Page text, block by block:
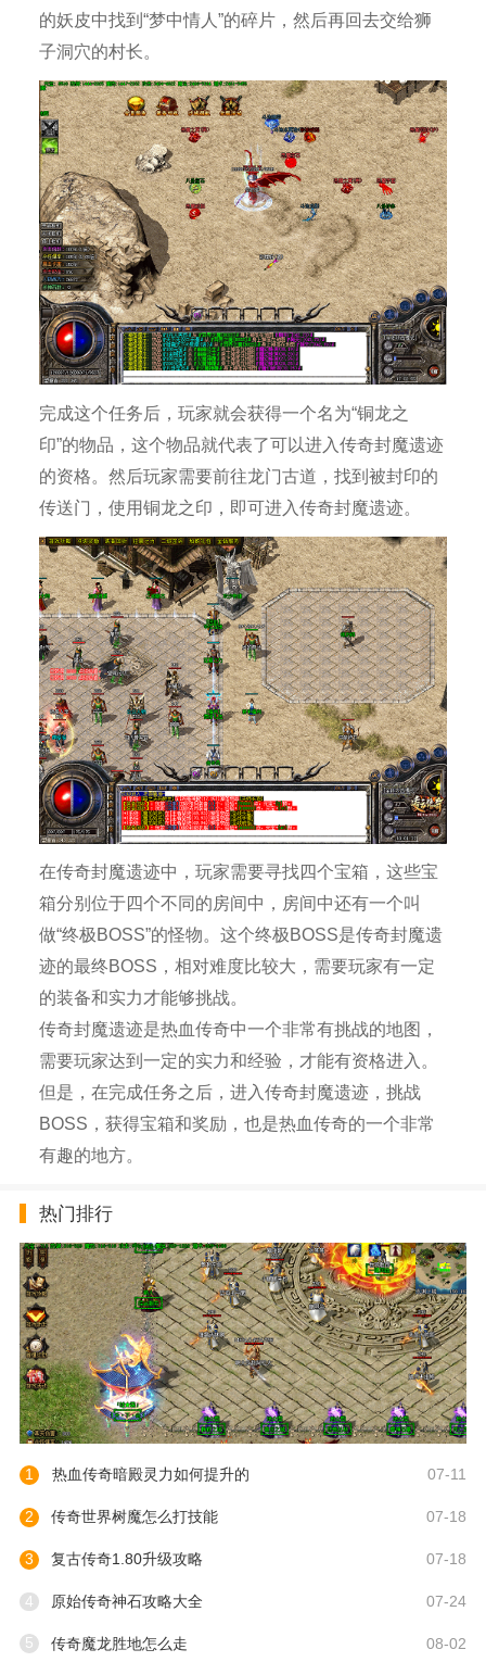
的妖皮中找到“梦中情人”的碎片，然后再回去交给狮
子洞穴的村长。
完成这个任务后，玩家就会获得一个名为“铜龙之
印”的物品，这个物品就代表了可以进入传奇封魔遗迹
的资格。然后玩家需要前往龙门古道，找到被封印的
传送门，使用铜龙之印，即可进入传奇封魔遗迹。
在传奇封魔遗迹中，玩家需要寻找四个宝箱，这些宝
箱分别位于四个不同的房间中，房间中还有一个叫
做“终极BOSS”的怪物。这个终极BOSS是传奇封魔遗
迹的最终BOSS，相对难度比较大，需要玩家有一定
的装备和实力才能够挑战。
传奇封魔遗迹是热血传奇中一个非常有挑战的地图，
需要玩家达到一定的实力和经验，才能有资格进入。
但是，在完成任务之后，进入传奇封魔遗迹，挑战
BOSS，获得宝箱和奖励，也是热血传奇的一个非常
有趣的地方。
热门排行
1 热血传奇暗殿灵力如何提升的 07-11
2 传奇世界树魔怎么打技能 07-18
3 复古传奇1.80升级攻略 07-18
4 原始传奇神石攻略大全 07-24
5 传奇魔龙胜地怎么走 08-02